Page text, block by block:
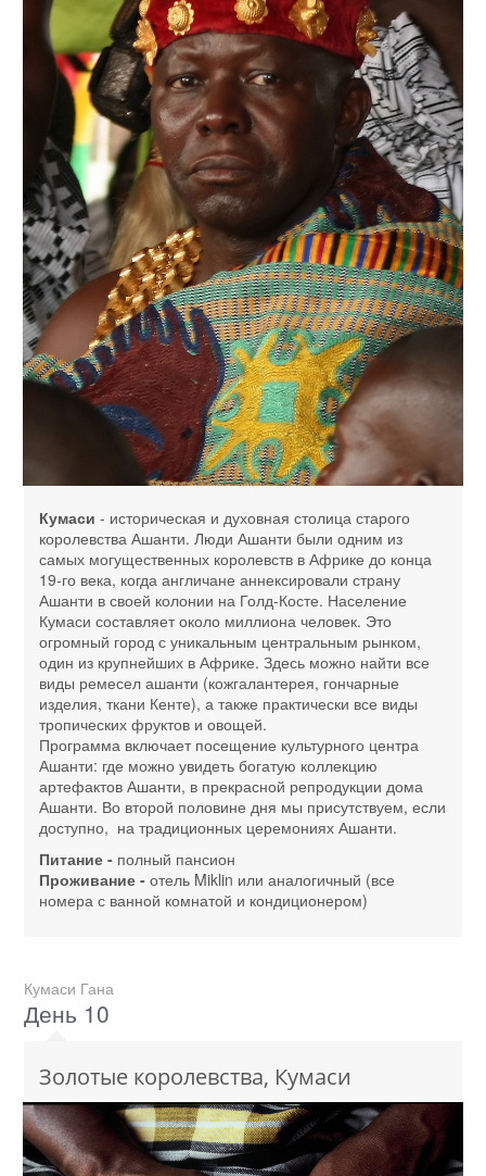
Кумаси - историческая и духовная столица старого
королевства Ашанти. Люди Ашанти были одним из
самых могущественных королевств в Африке до конца
19-го века, когда англичане аннексировали страну
Ашанти в своей колонии на Голд-Косте. Население
Кумаси составляет около миллиона человек. Это
огромный город с уникальным центральным рынком,
один из крупнейших в Африке. Здесь можно найти все
виды ремесел ашанти (кожгалантерея, гончарные
изделия, ткани Кенте), а также практически все виды
тропических фруктов и овощей.
Программа включает посещение культурного центра
Ашанти: где можно увидеть богатую коллекцию
артефактов Ашанти, в прекрасной репродукции дома
Ашанти. Во второй половине дня мы присутствуем, если
доступно, на традиционных церемониях Ашанти.
Питание - полный пансион
Проживание - отель Miklin или аналогичный (все
номера с ванной комнатой и кондиционером)
Кумаси Гана
День 10
Золотые королевства, Кумаси